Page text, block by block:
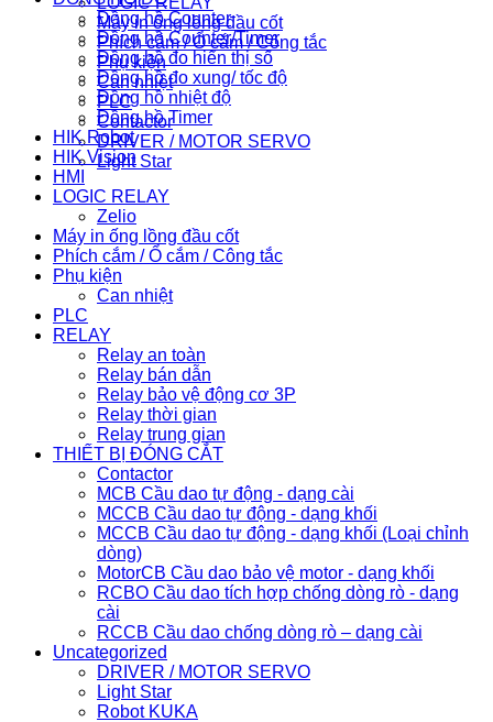
Máy in ống lồng đầu cốt
Phích cắm / Ổ cắm / Công tắc
Phụ kiện
Can nhiệt
PLC
Contactor
DRIVER / MOTOR SERVO
Light Star
Đồng hồ Counter
Đồng hồ Counter/Timer
Đồng hồ đo hiển thị số
Đồng hồ đo xung/ tốc độ
Đồng hồ nhiệt độ
Đồng hồ Timer
HIK Robot
HIK Vision
HMI
LOGIC RELAY
Zelio
Máy in ống lồng đầu cốt
Phích cắm / Ổ cắm / Công tắc
Phụ kiện
Can nhiệt
PLC
RELAY
Relay an toàn
Relay bán dẫn
Relay bảo vệ động cơ 3P
Relay thời gian
Relay trung gian
THIẾT BỊ ĐÓNG CẮT
Contactor
MCB Cầu dao tự động - dạng cài
MCCB Cầu dao tự động - dạng khối
MCCB Cầu dao tự động - dạng khối (Loại chỉnh
dòng)
MotorCB Cầu dao bảo vệ motor - dạng khối
RCBO Cầu dao tích hợp chống dòng rò - dạng
cài
RCCB Cầu dao chống dòng rò – dạng cài
Uncategorized
DRIVER / MOTOR SERVO
Light Star
Robot KUKA